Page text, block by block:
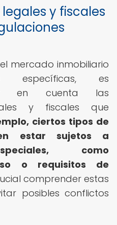
y fiscales
mercado inmobiliario
específicas, es
en cuenta las
y fiscales que
ciertos tipos de
estar sujetos a
como
o requisitos de
comprender estas
posibles conflictos